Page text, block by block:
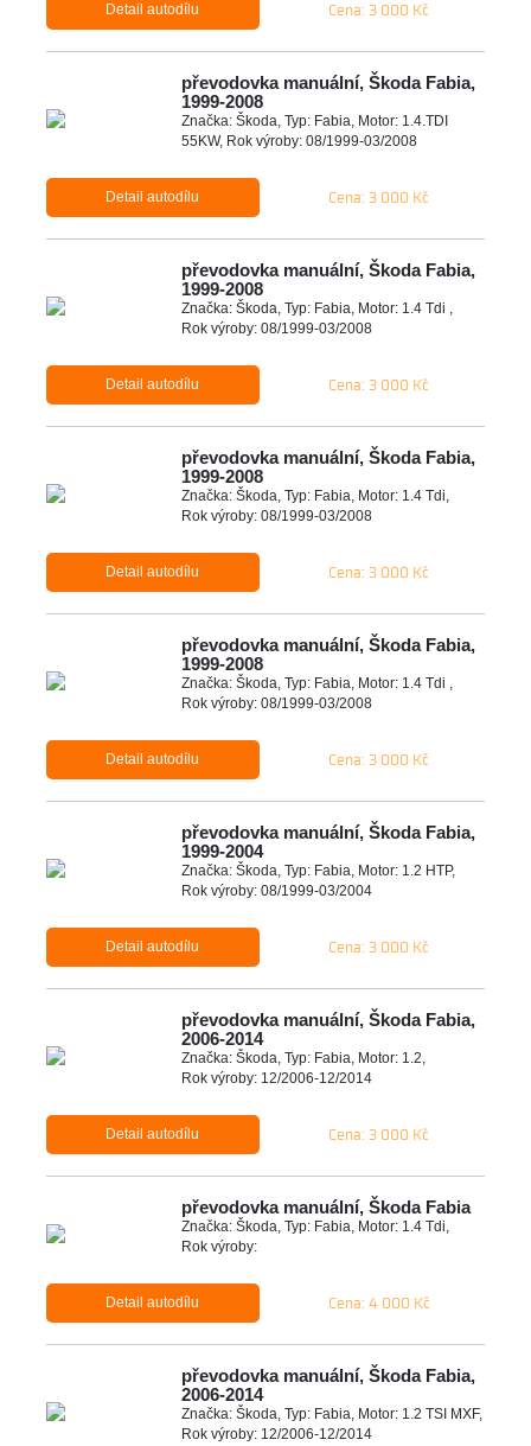
Detail autodílu Cena: 3 000 Kč
převodovka manuální, Škoda Fabia,
1999-2008
Značka: Škoda, Typ: Fabia, Motor: 1.4.TDI
55KW, Rok výroby: 08/1999-03/2008
Detail autodílu Cena: 3 000 Kč
převodovka manuální, Škoda Fabia,
1999-2008
Značka: Škoda, Typ: Fabia, Motor: 1.4 Tdi ,
Rok výroby: 08/1999-03/2008
Detail autodílu Cena: 3 000 Kč
převodovka manuální, Škoda Fabia,
1999-2008
Značka: Škoda, Typ: Fabia, Motor: 1.4 Tdi,
Rok výroby: 08/1999-03/2008
Detail autodílu Cena: 3 000 Kč
převodovka manuální, Škoda Fabia,
1999-2008
Značka: Škoda, Typ: Fabia, Motor: 1.4 Tdi ,
Rok výroby: 08/1999-03/2008
Detail autodílu Cena: 3 000 Kč
převodovka manuální, Škoda Fabia,
1999-2004
Značka: Škoda, Typ: Fabia, Motor: 1.2 HTP,
Rok výroby: 08/1999-03/2004
Detail autodílu Cena: 3 000 Kč
převodovka manuální, Škoda Fabia,
2006-2014
Značka: Škoda, Typ: Fabia, Motor: 1.2,
Rok výroby: 12/2006-12/2014
Detail autodílu Cena: 3 000 Kč
převodovka manuální, Škoda Fabia
Značka: Škoda, Typ: Fabia, Motor: 1.4 Tdi,
Rok výroby:
Detail autodílu Cena: 4 000 Kč
převodovka manuální, Škoda Fabia,
2006-2014
Značka: Škoda, Typ: Fabia, Motor: 1.2 TSI MXF,
Rok výroby: 12/2006-12/2014